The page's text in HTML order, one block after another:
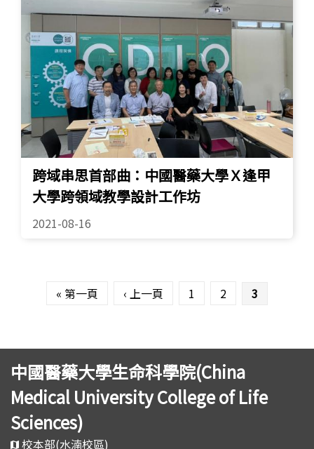
跨域串思首部曲：中國醫藥大學Ｘ逢甲
大學跨領域教學設計工作坊
2021-08-16
« 第一頁 ‹ 上一頁 1 2 3
中國醫藥大學生命科學院(China
Medical University College of Life
Sciences)
校本部(水湳校區)